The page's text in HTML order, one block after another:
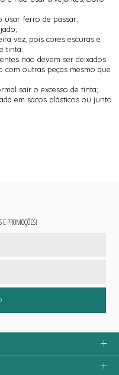
usar ferro de passar;
vez, pois cores escuras e
tinta;
não devem ser deixados
com outras peças mesmo que
sair o excesso de tinta;
em sacos plásticos ou junto
PROMOÇÕES!